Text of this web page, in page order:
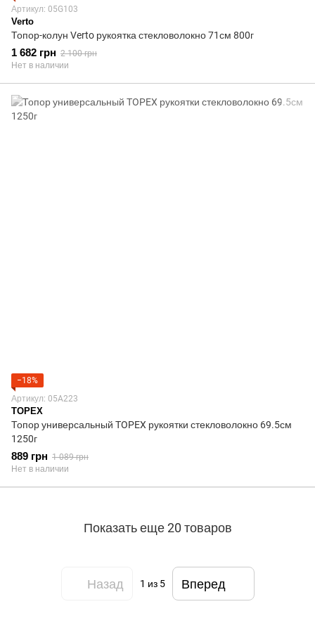
Артикул: 05G103
Verto
Топор-колун Verto рукоятка стекловолокно 71см 800г
1 682 грн 2 100 грн
Нет в наличии
−18%
Артикул: 05A223
TOPEX
Топор универсальный TOPEX рукоятки стекловолокно 69.5см
1250г
889 грн 1 089 грн
Нет в наличии
Показать еще 20 товаров
Назад 1 из 5 Вперед